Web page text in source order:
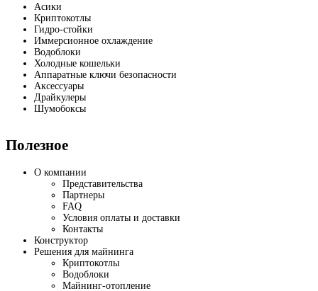
Асики
Криптокотлы
Гидро-стойки
Иммерсионное охлаждение
Водоблоки
Холодные кошельки
Аппаратные ключи безопасности
Аксессуары
Драйкулеры
Шумобоксы
Полезное
О компании
Представительства
Партнеры
FAQ
Условия оплаты и доставки
Контакты
Конструктор
Решения для майнинга
Криптокотлы
Водоблоки
Майнинг-отопление